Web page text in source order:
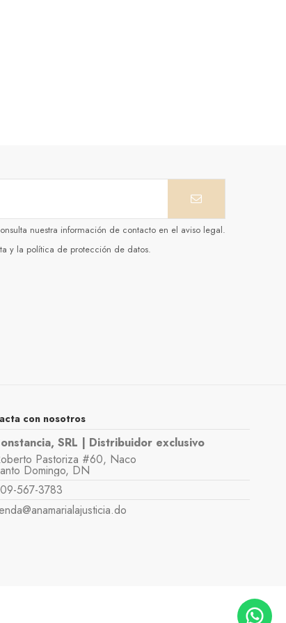
nuestra información de contacto en el aviso legal.
y la política de protección de datos.
con nosotros
SRL | Distribuidor exclusivo
Pastoriza #60, Naco
Domingo, DN
567-3783